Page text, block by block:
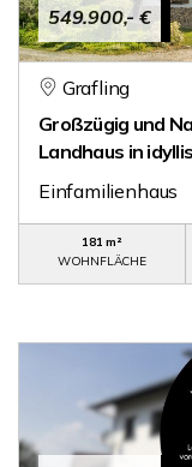
549.900,- €
Grafling
Großzügig und
Landhaus in
Einfamilienhaus
181 m²
WOHNFLÄCHE